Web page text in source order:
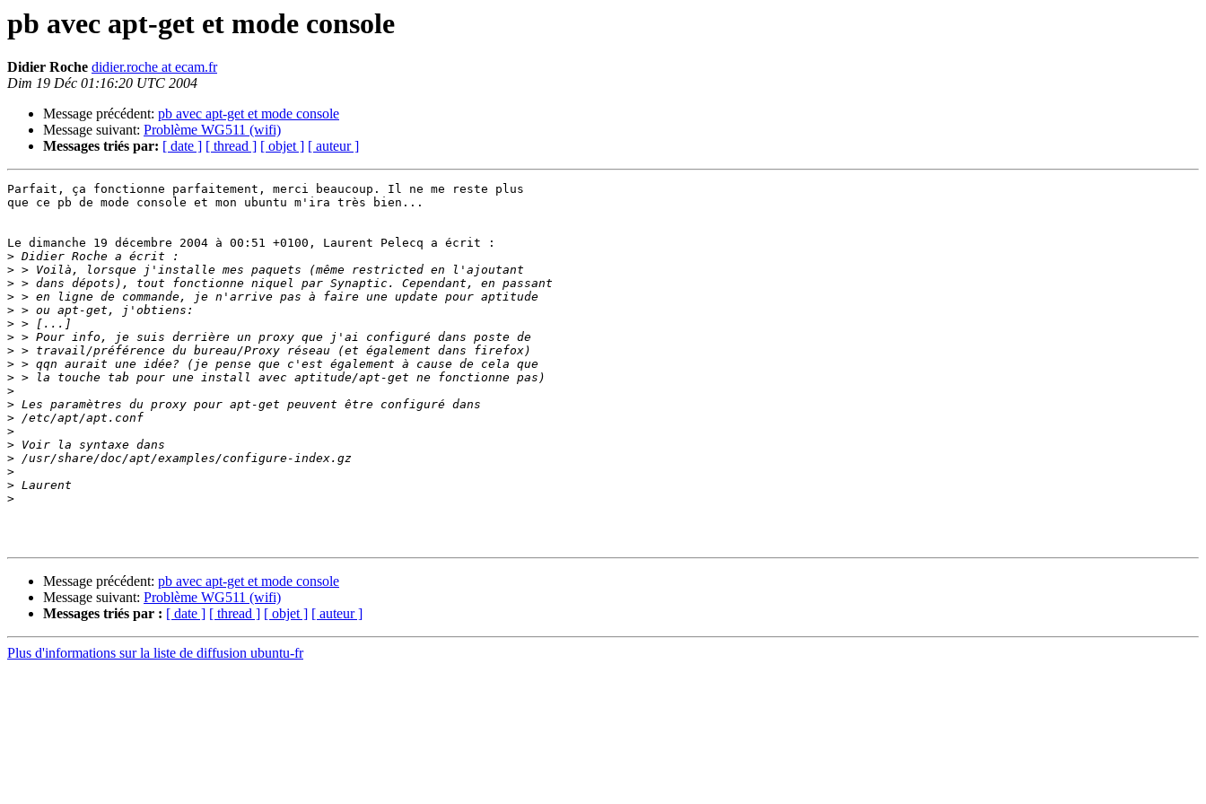
pb avec apt-get et mode console
Didier Roche didier.roche at ecam.fr
Dim 19 Déc 01:16:20 UTC 2004
Message précédent: pb avec apt-get et mode console
Message suivant: Problème WG511 (wifi)
Messages triés par: [ date ] [ thread ] [ objet ] [ auteur ]
Parfait, ça fonctionne parfaitement, merci beaucoup. Il ne me reste plus
que ce pb de mode console et mon ubuntu m'ira très bien...
Le dimanche 19 décembre 2004 à 00:51 +0100, Laurent Pelecq a écrit :
>
>
>
>
>
>
>
>
>
>
>
>
>
>
>
>
>
>
>
Message précédent: pb avec apt-get et mode console
Message suivant: Problème WG511 (wifi)
Messages triés par : [ date ] [ thread ] [ objet ] [ auteur ]
Plus d'informations sur la liste de diffusion ubuntu-fr